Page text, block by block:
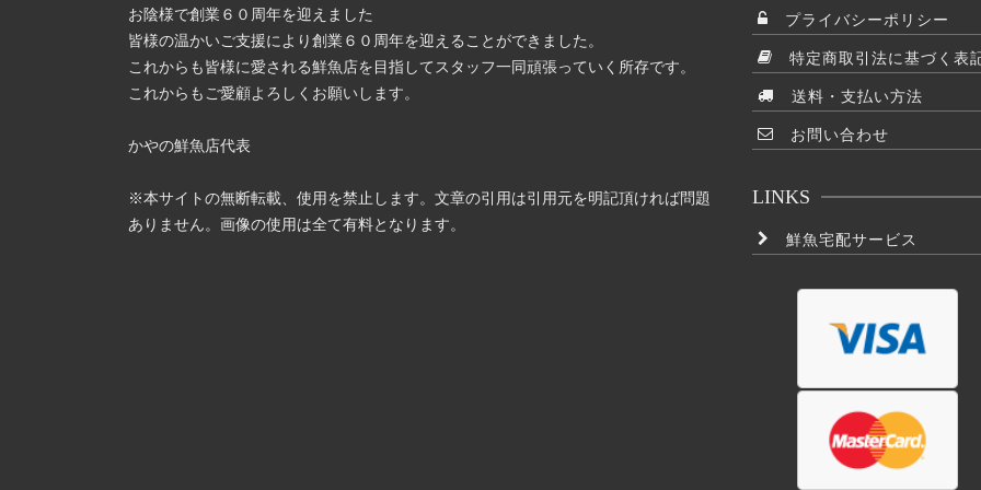
お陰様で創業６０周年を迎えました
皆様の温かいご支援により創業６０周年を迎えることができました。
これからも皆様に愛される鮮魚店を目指してスタッフ一同頑張っていく所存です。
これからもご愛顧よろしくお願いします。
かやの鮮魚店代表
※本サイトの無断転載、使用を禁止します。文章の引用は引用元を明記頂ければ問題
ありません。画像の使用は全て有料となります。
プライバシーポリシー
特定商取引法に基づく表
送料・支払い方法
お問い合わせ
LINKS
鮮魚宅配サービス